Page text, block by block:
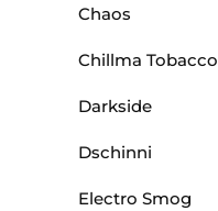
Chaos
Chillma Tobacco
Darkside
Dschinni
Electro Smog